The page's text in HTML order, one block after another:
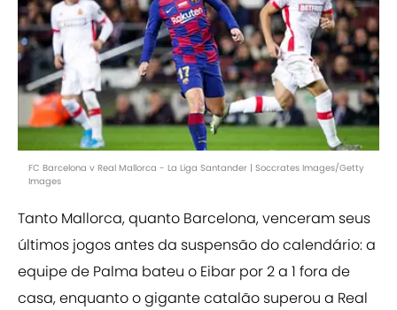
FC Barcelona v Real Mallorca - La Liga Santander | Soccrates Images/Getty
Images
Tanto Mallorca, quanto Barcelona, venceram seus
últimos jogos antes da suspensão do calendário: a
equipe de Palma bateu o Eibar por 2 a 1 fora de
casa, enquanto o gigante catalão superou a Real